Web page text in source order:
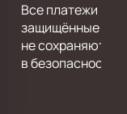
Все платежи
защищённые
не сохраняются
в безопасности.